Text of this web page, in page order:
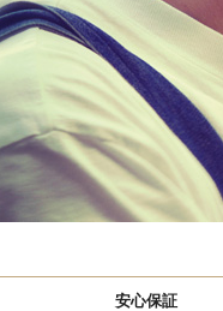
安心保証